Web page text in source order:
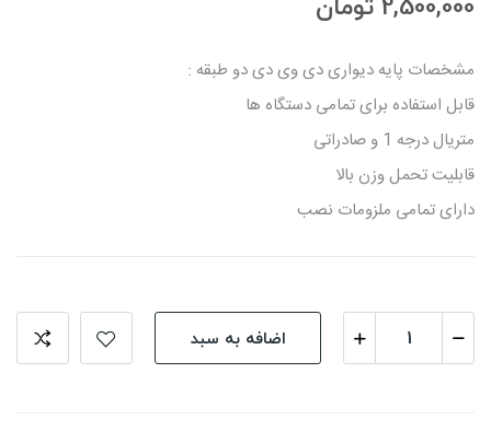
مشخصات پایه دیواری دی وی دی دو طبقه :
قابل استفاده برای تمامی دستگاه ها
متریال درجه 1 و صادراتی
قابلیت تحمل وزن بالا
دارای تمامی ملزومات نصب
اضافه به سبد